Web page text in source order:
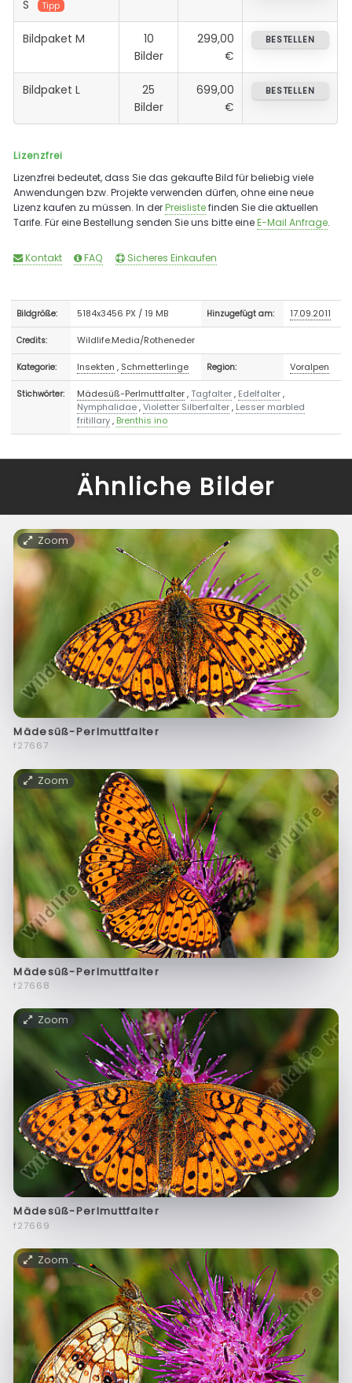
S
Tipp
Bildpaket M
10
Bilder
299,00
€
BESTELLEN
Bildpaket L
25
Bilder
699,00
€
BESTELLEN
Lizenzfrei
Lizenzfrei bedeutet, dass Sie das gekaufte Bild für beliebig viele
Anwendungen bzw. Projekte verwenden dürfen, ohne eine neue
Lizenz kaufen zu müssen. In derPreislistefinden Sie die aktuellen
Tarife. Für eine Bestellung senden Sie uns bitte eineE-Mail Anfrage.
Kontakt FAQ Sicheres Einkaufen
Bildgröße: 5184x3456 PX / 19 MB Hinzugefügt am: 17.09.2011
Credits: Wildlife.Media/Rotheneder
Kategorie: Insekten , Schmetterlinge Region: Voralpen
Stichwörter: Mädesüß-Perlmuttfalter,Tagfalter, Edelfalter,
Nymphalidae,Violetter Silberfalter, Lesser marbled
fritillary, Brenthis ino
Ähnliche Bilder
Zoom
Mädesüß-Perlmuttfalter
f27667
Zoom
Mädesüß-Perlmuttfalter
f27668
Zoom
Mädesüß-Perlmuttfalter
f27669
Zoom